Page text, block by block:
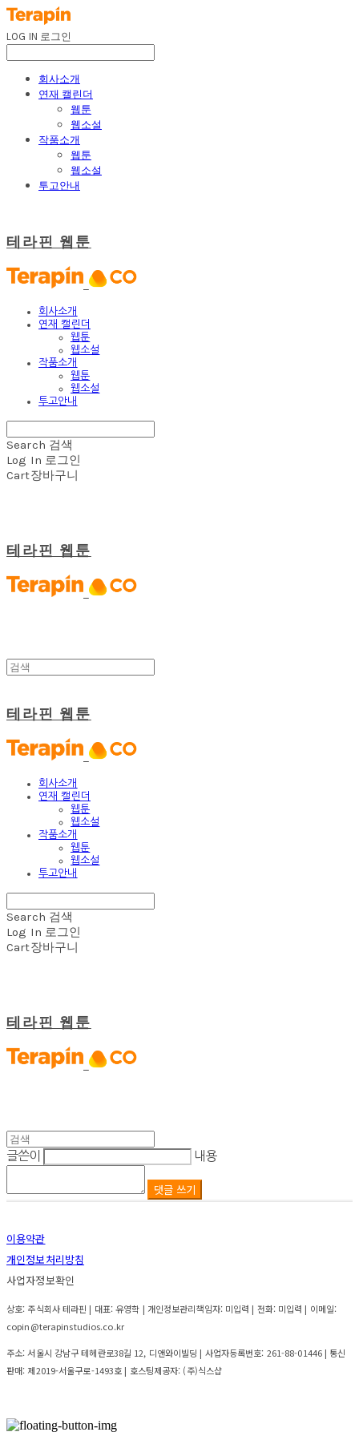
LOG IN 로그인
회사소개
연재 캘린더
웹툰
웹소설
작품소개
웹툰
웹소설
투고안내
테라핀 웹툰
회사소개
연재 캘린더
웹툰
웹소설
작품소개
웹툰
웹소설
투고안내
Search 검색
Log In 로그인
Cart장바구니
테라핀 웹툰
테라핀 웹툰
회사소개
연재 캘린더
웹툰
웹소설
작품소개
웹툰
웹소설
투고안내
Search 검색
Log In 로그인
Cart장바구니
테라핀 웹툰
글쓴이 내용
댓글 쓰기
이용약관
개인정보처리방침
사업자정보확인
상호: 주식회사 테라핀 | 대표: 유영학 | 개인정보관리책임자: 미입력 | 전화: 미입력 | 이메일:
copin@terapinstudios.co.kr
주소: 서울시 강남구 테헤란로38길 12, 디앤와이빌딩 | 사업자등록번호: 261-88-01446| 통신
판매: 제2019-서울구로-1493호 | 호스팅제공자: (주)식스샵